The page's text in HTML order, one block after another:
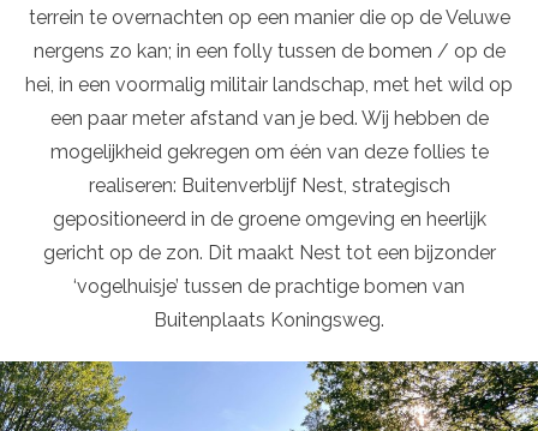
terrein te overnachten op een manier die op de Veluwe
nergens zo kan; in een folly tussen de bomen / op de
hei, in een voormalig militair landschap, met het wild op
een paar meter afstand van je bed. Wij hebben de
mogelijkheid gekregen om één van deze follies te
realiseren: Buitenverblijf Nest, strategisch
gepositioneerd in de groene omgeving en heerlijk
gericht op de zon. Dit maakt Nest tot een bijzonder
‘vogelhuisje’ tussen de prachtige bomen van
Buitenplaats Koningsweg.